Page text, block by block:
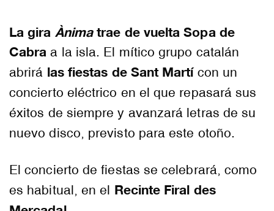
La gira Ànimatrae de vuelta Sopa de
Cabra a la isla. El mítico grupo catalán
abrirá las fiestas de Sant Martícon un
concierto eléctrico en el que repasará sus
éxitos de siempre y avanzará letras de su
nuevo disco, previsto para este otoño.
El concierto de fiestas se celebrará, como
es habitual, en el Recinte Firal des